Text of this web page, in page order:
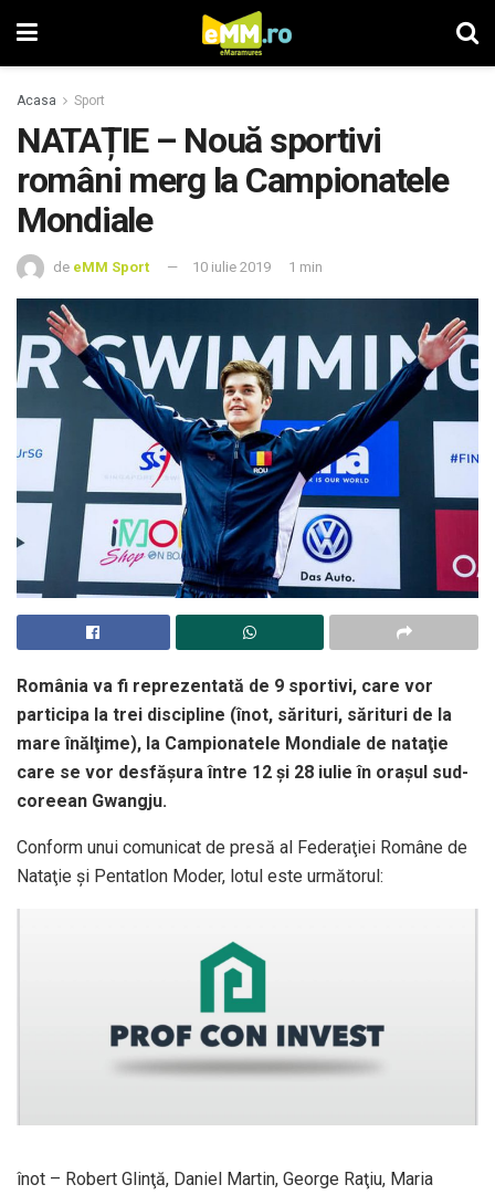
Acasa Sport
NATAȚIE – Nouă sportivi
români merg la Campionatele
Mondiale
de eMM Sport 10 iulie 2019 1 min
România va fi reprezentată de 9 sportivi, care vor
participa la trei discipline (înot, sărituri, sărituri de la
mare înălţime), la Campionatele Mondiale de nataţie
care se vor desfăşura între 12 şi 28 iulie în oraşul sud-
coreean Gwangju.
Conform unui comunicat de presă al Federaţiei Române de
Nataţie şi Pentatlon Moder, lotul este următorul:
înot – Robert Glinţă, Daniel Martin, George Raţiu, Maria